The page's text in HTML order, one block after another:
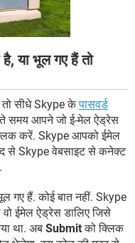
या भूल गए हैं तो
तो सीधे Skype केपासवर्ड
समय आपने जो ई-मेल ऐड्रेस
करें. Skype आपको ईमेल
से Skype वेबसाइट से कनेक्ट
गए हैं. कोई बात नहीं. Skype
ईमेल ऐड्रेस डालिए जिसे
था. अब Submitको क्लिक